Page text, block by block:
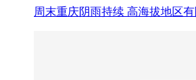
周末重庆阴雨持续 高海拔地区